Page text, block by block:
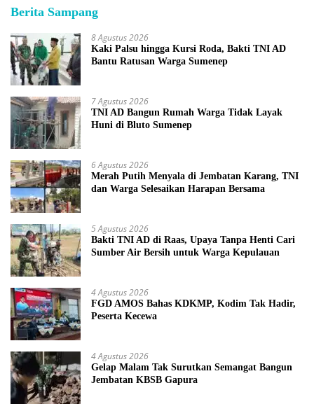
Berita Sampang
8 Agustus 2026
Kaki Palsu hingga Kursi Roda, Bakti TNI AD
Bantu Ratusan Warga Sumenep
7 Agustus 2026
TNI AD Bangun Rumah Warga Tidak Layak
Huni di Bluto Sumenep
6 Agustus 2026
Merah Putih Menyala di Jembatan Karang, TNI
dan Warga Selesaikan Harapan Bersama
5 Agustus 2026
Bakti TNI AD di Raas, Upaya Tanpa Henti Cari
Sumber Air Bersih untuk Warga Kepulauan
4 Agustus 2026
FGD AMOS Bahas KDKMP, Kodim Tak Hadir,
Peserta Kecewa
4 Agustus 2026
Gelap Malam Tak Surutkan Semangat Bangun
Jembatan KBSB Gapura